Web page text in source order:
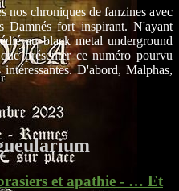
nos chroniques de fanzines avec
Damnés fort inspirant. N'ayant
au black metal underground
présenter ce numéro pourvu
D'abord, Malphas,
et apathie - … Et